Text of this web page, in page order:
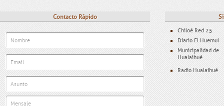
Contacto Rápido
Chiloé Red 25
Diario El Huemul
Municipalidad de
Hualaihué
Radio Hualaihué